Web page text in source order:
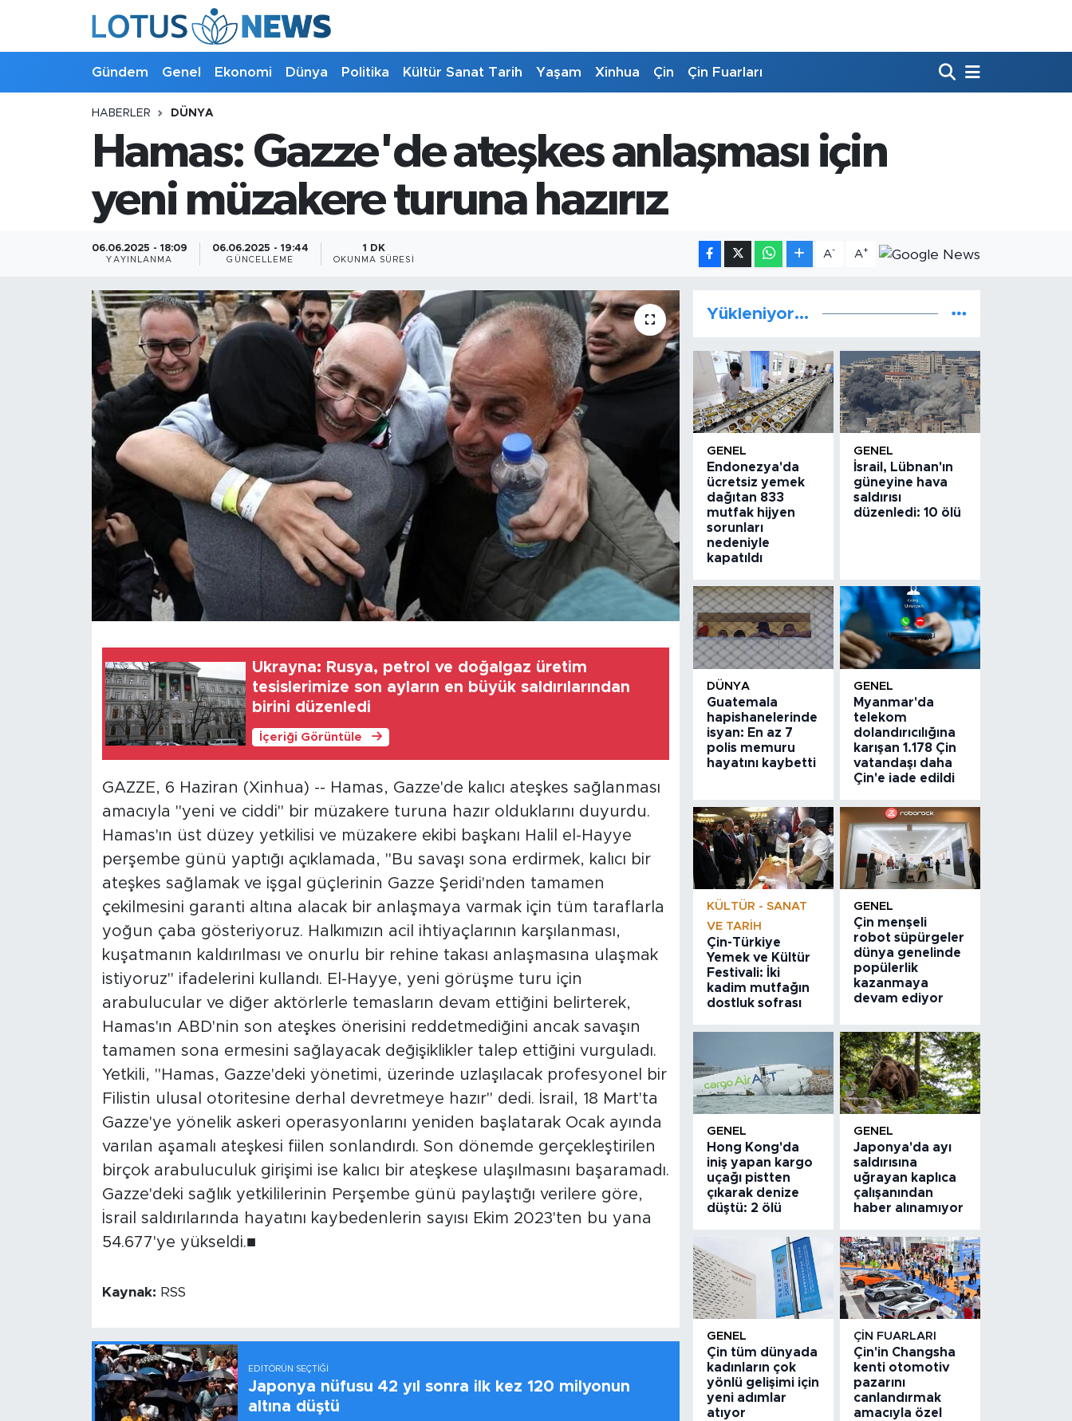
Gündem Genel Ekonomi Dünya Politika Kültür Sanat Tarih Yaşam Xinhua Çin Çin Fuarları
HABERLER DÜNYA
Hamas: Gazze'de ateşkes anlaşması için
yeni müzakere turuna hazırız
06.06.2025 - 18:09
YAYINLANMA
06.06.2025 - 19:44
GÜNCELLEME
1 DK
OKUNMA SÜRESI
A- A+
Ukrayna: Rusya, petrol ve doğalgaz üretim
tesislerimize son ayların en büyük saldırılarından
birini düzenledi
İçeriği Görüntüle
GAZZE, 6 Haziran (Xinhua) -- Hamas, Gazze'de kalıcı ateşkes sağlanması
amacıyla "yeni ve ciddi" bir müzakere turuna hazır olduklarını duyurdu.
Hamas'ın üst düzey yetkilisi ve müzakere ekibi başkanı Halil el-Hayye
perşembe günü yaptığı açıklamada, "Bu savaşı sona erdirmek, kalıcı bir
ateşkes sağlamak ve işgal güçlerinin Gazze Şeridi'nden tamamen
çekilmesini garanti altına alacak bir anlaşmaya varmak için tüm taraflarla
yoğun çaba gösteriyoruz. Halkımızın acil ihtiyaçlarının karşılanması,
kuşatmanın kaldırılması ve onurlu bir rehine takası anlaşmasına ulaşmak
istiyoruz" ifadelerini kullandı. El-Hayye, yeni görüşme turu için
arabulucular ve diğer aktörlerle temasların devam ettiğini belirterek,
Hamas'ın ABD'nin son ateşkes önerisini reddetmediğini ancak savaşın
tamamen sona ermesini sağlayacak değişiklikler talep ettiğini vurguladı.
Yetkili, "Hamas, Gazze'deki yönetimi, üzerinde uzlaşılacak profesyonel bir
Filistin ulusal otoritesine derhal devretmeye hazır" dedi. İsrail, 18 Mart'ta
Gazze'ye yönelik askeri operasyonlarını yeniden başlatarak Ocak ayında
varılan aşamalı ateşkesi fiilen sonlandırdı. Son dönemde gerçekleştirilen
birçok arabuluculuk girişimi ise kalıcı bir ateşkese ulaşılmasını başaramadı.
Gazze'deki sağlık yetkililerinin Perşembe günü paylaştığı verilere göre,
İsrail saldırılarında hayatını kaybedenlerin sayısı Ekim 2023'ten bu yana
54.677'ye yükseldi.■
Kaynak: RSS
EDITÖRÜN SEÇTIĞI
Japonya nüfusu 42 yıl sonra ilk kez 120 milyonun
altına düştü
Yükleniyor...
GENEL
Endonezya'da
ücretsiz yemek
dağıtan 833
mutfak hijyen
sorunları
nedeniyle
kapatıldı
GENEL
İsrail, Lübnan'ın
güneyine hava
saldırısı
düzenledi: 10 ölü
DÜNYA
Guatemala
hapishanelerinde
isyan: En az 7
polis memuru
hayatını kaybetti
GENEL
Myanmar'da
telekom
dolandırıcılığına
karışan 1.178 Çin
vatandaşı daha
Çin'e iade edildi
KÜLTÜR - SANAT
VE TARIH
Çin-Türkiye
Yemek ve Kültür
Festivali: İki
kadim mutfağın
dostluk sofrası
GENEL
Çin menşeli
robot süpürgeler
dünya genelinde
popülerlik
kazanmaya
devam ediyor
GENEL
Hong Kong'da
iniş yapan kargo
uçağı pistten
çıkarak denize
düştü: 2 ölü
GENEL
Japonya'da ayı
saldırısına
uğrayan kaplıca
çalışanından
haber alınamıyor
GENEL
Çin tüm dünyada
kadınların çok
yönlü gelişimi için
yeni adımlar
atıyor
ÇIN FUARLARI
Çin'in Changsha
kenti otomotiv
pazarını
canlandırmak
amacıyla özel
Kültür - Sanat ve Tarih
Bilim ve Teknoloji
Çin Fuarları
Gündem
Foto Haber
Xinhua Türkiye